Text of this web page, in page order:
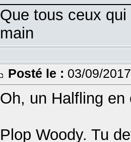
Que tous ceux
main
Posté le : 03/09/
Oh, un Halfling
Plop Woody. Tu